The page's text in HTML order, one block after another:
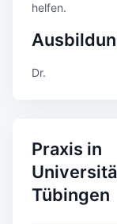
helfen.
Dr.
Praxis in
Tübingen